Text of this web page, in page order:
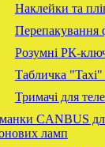
Наклейки та
Перепакування
Розумні РК-
Табличка "Taxi"
Тримачі для
CANBUS
ламп